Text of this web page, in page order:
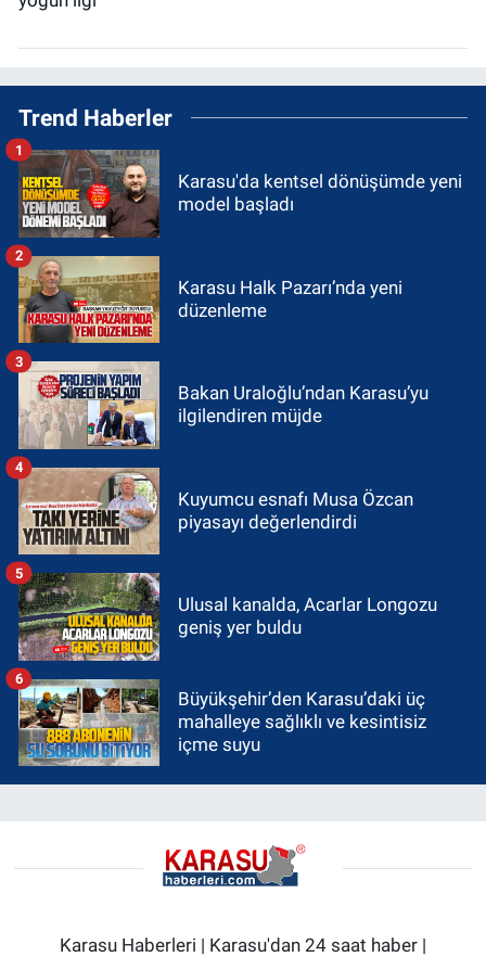
Trend Haberler
Karasu'da kentsel dönüşümde yeni
model başladı
1
Karasu Halk Pazarı’nda yeni
düzenleme
2
Bakan Uraloğlu’ndan Karasu’yu
ilgilendiren müjde
3
Kuyumcu esnafı Musa Özcan
piyasayı değerlendirdi
4
Ulusal kanalda, Acarlar Longozu
geniş yer buldu
5
Büyükşehir’den Karasu’daki üç
mahalleye sağlıklı ve kesintisiz
içme suyu
6
Karasu Haberleri | Karasu'dan 24 saat haber |